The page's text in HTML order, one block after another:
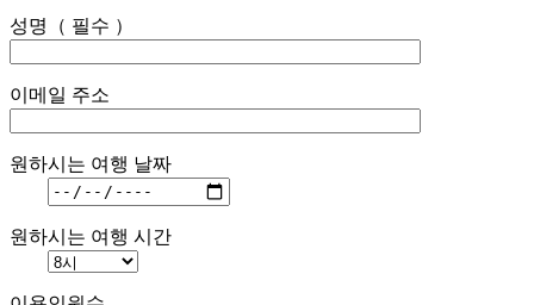
성명（ 필수 ）
이메일 주소
원하시는 여행 날짜
원하시는 여행 시간